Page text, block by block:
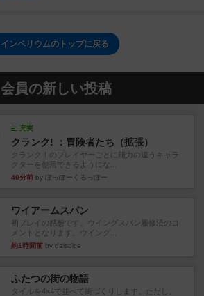
インペリウムのトップに戻る
会員の新しい投稿
充実
クランク! ：冒険者たち（拡張）
クランク！のプレイヤーごとに能力の違うキャラ
クターを使用できるようにな...
40分前 by ぽっぽーくるっぽー
ワイアームスパン
初プレイの感想です。ウイングスパン履修済のコ
メントとなります。ウイング...
約1時間前 by daisdice
ふたつの街の物語
タイルを4×4で並べて街づくりします。ただし、